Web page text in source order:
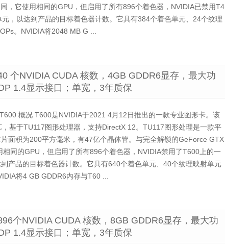
，它使用相同的GPU，但启用了所有896个着色器，NVIDIA已禁用T4
，以达到产品的目标着色器计数。它具有384个着色单元、24个纹理
。NVIDIA将2048 MB G ...
个NVIDIA CUDA 核数，4GB GDDR6显存，最大功
1.4显示接口；单宽，3年质保
概况 T600是NVIDIA于2021 4月12日推出的一款专业图形卡。该
基于TU117图形处理器，支持DirectX 12。TU117图形处理是一款平
面积为200平方毫米，有47亿个晶体管。与完全解锁的GeForce GTX
相同的GPU，但启用了所有896个着色器，NVIDIA禁用了T600上的一
产品的目标着色器计数。它具有640个着色单元、40个纹理映射单元
将4 GB GDDR6内存与T60 ...
个NVIDIA CUDA 核数，8GB GDDR6显存，最大功
1.4显示接口；单宽，3年质保